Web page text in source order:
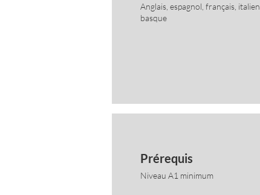
Anglais, espagnol, français, italien,
basque
Prérequis
Niveau A1 minimum